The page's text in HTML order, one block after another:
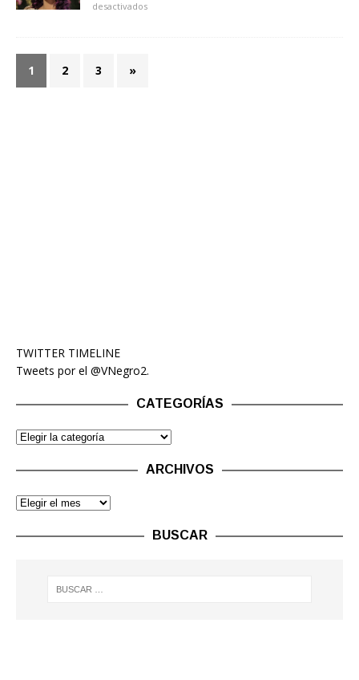
desactivados
1 2 3 »
TWITTER TIMELINE
Tweets por el @VNegro2.
CATEGORÍAS
ARCHIVOS
BUSCAR